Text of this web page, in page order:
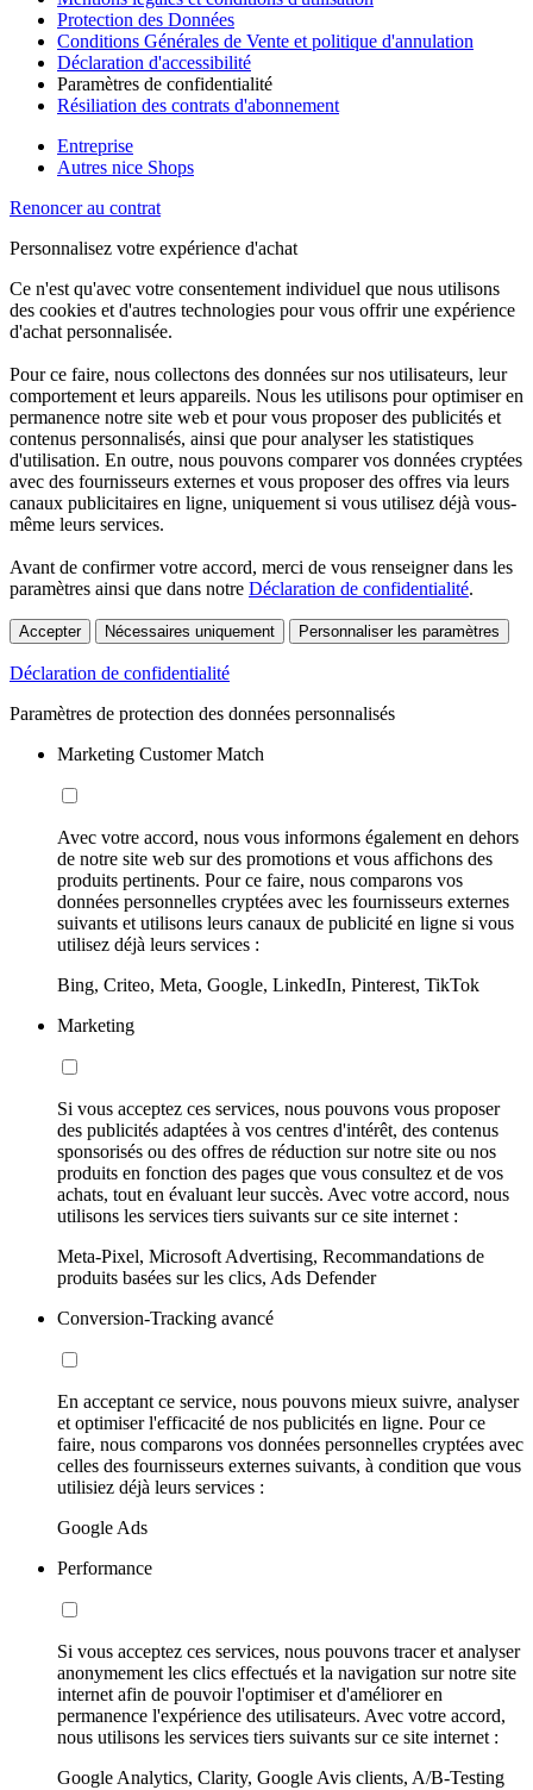
Protection des Données
Conditions Générales de Vente et politique d'annulation
Déclaration d'accessibilité
Paramètres de confidentialité
Résiliation des contrats d'abonnement
Entreprise
Autres nice Shops
Renoncer au contrat
Personnalisez votre expérience d'achat
Ce n'est qu'avec votre consentement individuel que nous utilisons
des cookies et d'autres technologies pour vous offrir une expérience
d'achat personnalisée.
Pour ce faire, nous collectons des données sur nos utilisateurs, leur
comportement et leurs appareils. Nous les utilisons pour optimiser en
permanence notre site web et pour vous proposer des publicités et
contenus personnalisés, ainsi que pour analyser les statistiques
d'utilisation. En outre, nous pouvons comparer vos données cryptées
avec des fournisseurs externes et vous proposer des offres via leurs
canaux publicitaires en ligne, uniquement si vous utilisez déjà vous-
même leurs services.
Avant de confirmer votre accord, merci de vous renseigner dans les
paramètres ainsi que dans notre Déclaration de confidentialité.
Accepter Nécessaires uniquement Personnaliser les paramètres
Déclaration de confidentialité
Paramètres de protection des données personnalisés
Marketing Customer Match
Avec votre accord, nous vous informons également en dehors
de notre site web sur des promotions et vous affichons des
produits pertinents. Pour ce faire, nous comparons vos
données personnelles cryptées avec les fournisseurs externes
suivants et utilisons leurs canaux de publicité en ligne si vous
utilisez déjà leurs services :
Bing, Criteo, Meta, Google, LinkedIn, Pinterest, TikTok
Marketing
Si vous acceptez ces services, nous pouvons vous proposer
des publicités adaptées à vos centres d'intérêt, des contenus
sponsorisés ou des offres de réduction sur notre site ou nos
produits en fonction des pages que vous consultez et de vos
achats, tout en évaluant leur succès. Avec votre accord, nous
utilisons les services tiers suivants sur ce site internet :
Meta-Pixel, Microsoft Advertising, Recommandations de
produits basées sur les clics, Ads Defender
Conversion-Tracking avancé
En acceptant ce service, nous pouvons mieux suivre, analyser
et optimiser l'efficacité de nos publicités en ligne. Pour ce
faire, nous comparons vos données personnelles cryptées avec
celles des fournisseurs externes suivants, à condition que vous
utilisiez déjà leurs services :
Google Ads
Performance
Si vous acceptez ces services, nous pouvons tracer et analyser
anonymement les clics effectués et la navigation sur notre site
internet afin de pouvoir l'optimiser et d'améliorer en
permanence l'expérience des utilisateurs. Avec votre accord,
nous utilisons les services tiers suivants sur ce site internet :
Google Analytics, Clarity, Google Avis clients, A/B-Testing